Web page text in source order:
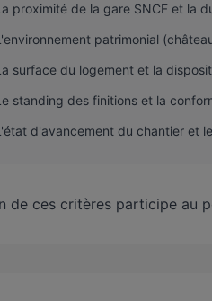
proximité de la gare SNCF et la
patrimonial
surface du logement et la
standing des finitions et la
d'avancement du chantier et
de ces critères participe au